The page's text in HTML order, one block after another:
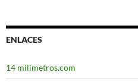
ENLACES
14 milimetros.com